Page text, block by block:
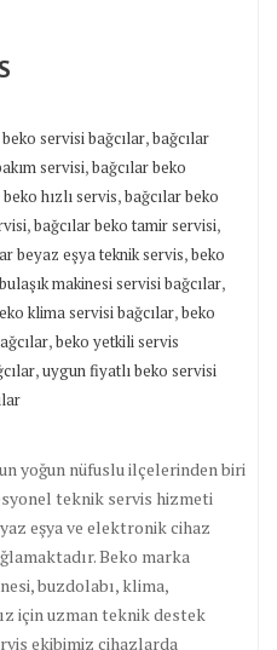
servisi bağcılar,bağcılar
servisi,bağcılar beko
hızlı servis,bağcılar beko
,bağcılar beko tamir servisi,
beyaz eşya teknik servis,beko
makinesi servisi bağcılar,
klima servisi bağcılar,beko
,beko yetkili servis
,uygun fiyatlı beko servisi
yoğun nüfuslu ilçelerinden biri
teknik servis hizmeti
eşya ve elektronik cihaz
Beko marka
buzdolabı, klima,
için uzman teknik destek
ekibimiz cihazlarda